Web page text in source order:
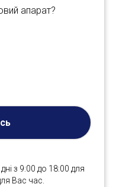
апарат?
з 9:00 до 18:00 для
Вас час.